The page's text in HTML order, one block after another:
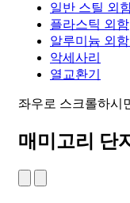
일반 스틸 외
플라스틱 외함
알루미늄 외
악세사리
열교환기
좌우로 스크롤하시
매미고리 단